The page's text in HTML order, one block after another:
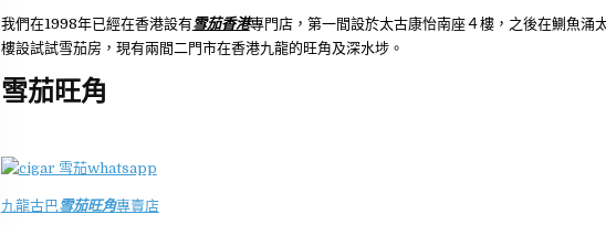
我們在1998年已經在香港設有雪茄香港專門店，第一間設於太古康怡南座４樓，之後在鰂魚涌
樓設試試雪茄房，現有兩間二門市在香港九龍的旺角及深水埗。
雪茄旺角
九龍古巴雪茄旺角專賣店